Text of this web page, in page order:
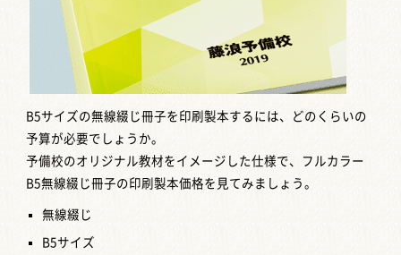
B5サイズの無線綴じ冊子を印刷製本するには、どのくらいの
予算が必要でしょうか。
予備校のオリジナル教材をイメージした仕様で、フルカラー
B5無線綴じ冊子の印刷製本価格を見てみましょう。
無線綴じ
B5サイズ